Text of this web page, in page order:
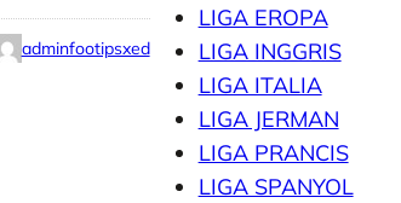
adminfootipsxed
LIGA EROPA
LIGA INGGRIS
LIGA ITALIA
LIGA JERMAN
LIGA PRANCIS
LIGA SPANYOL